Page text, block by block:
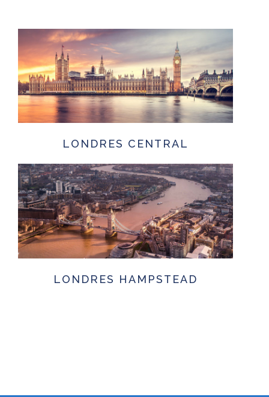
LONDRES CENTRAL
LONDRES HAMPSTEAD